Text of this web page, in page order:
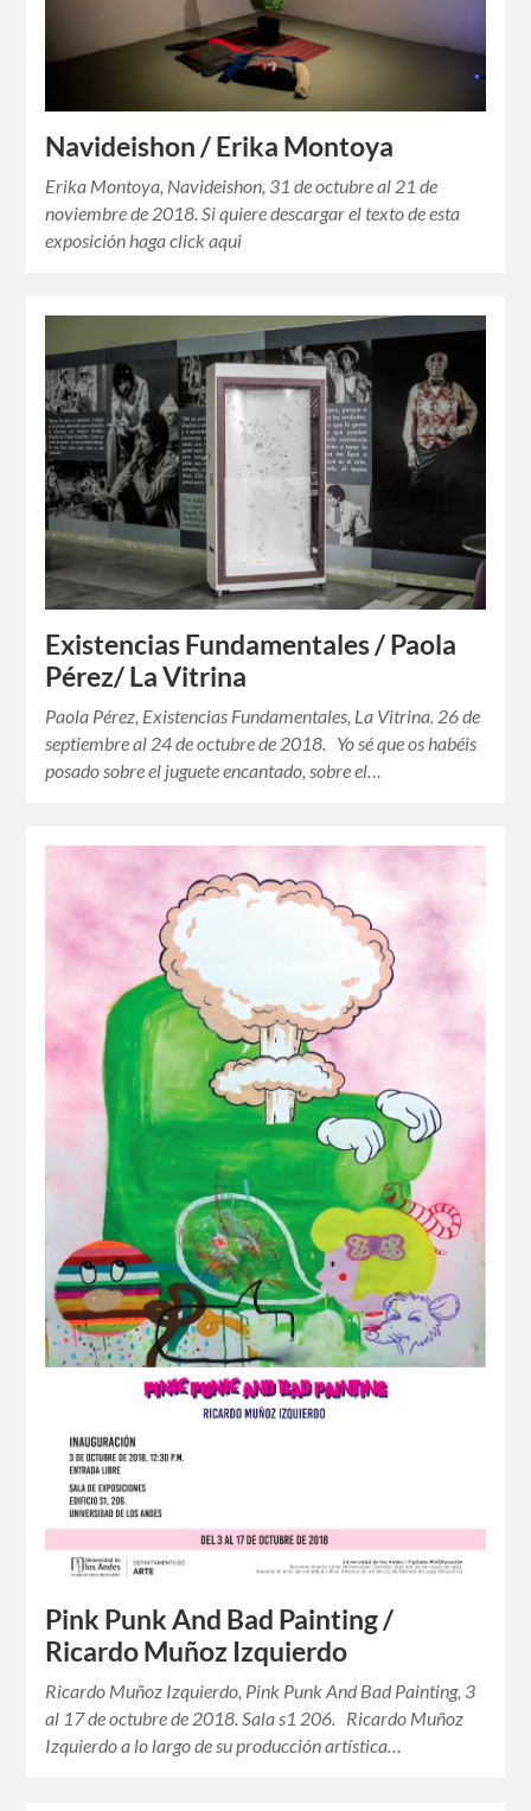
Navideishon / Erika Montoya
Erika Montoya, Navideishon, 31 de octubre al 21 de
noviembre de 2018. Si quiere descargar el texto de esta
exposición haga click aqui
Existencias Fundamentales / Paola
Pérez/ La Vitrina
Paola Pérez, Existencias Fundamentales, La Vitrina. 26 de
septiembre al 24 de octubre de 2018. Yo sé que os habéis
posado sobre el juguete encantado, sobre el…
Pink Punk And Bad Painting /
Ricardo Muñoz Izquierdo
Ricardo Muñoz Izquierdo, Pink Punk And Bad Painting, 3
al 17 de octubre de 2018. Sala s1 206. Ricardo Muñoz
Izquierdo a lo largo de su producción artística…